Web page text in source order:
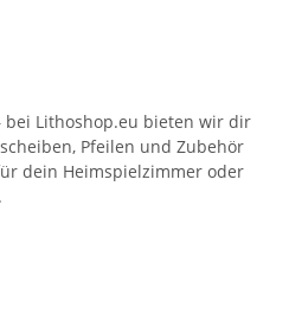
bei Lithoshop.eu bieten wir dir
Pfeilen und Zubehör
dein Heimspielzimmer oder